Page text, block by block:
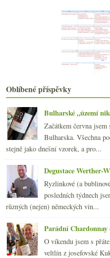
Pár kousků z Madiranu a
Fajn ryzlink aneb vyšla
Chablis a Chalonnaise
Osvěžující letní pití
Sauvignony a pinoty od
►června(21)
►května
►dubna(21)
►března(21)
►února(20)
►ledna(22)
►2013(249)
►2012(254)
►2011(252)
► 2010 (249)
2009 (249)
►2008(270)
►2007(108)
Oblíbené příspěvky
Bulharské „území
Začátkem června
Bulharska. Všechna
stejně jako dnešní vzorek, a pro...
Degustace Werther-
Ryzlinkové (a
posledních týdnech
různých (nejen) německých vin...
Parádní
O víkendu jsem s
veltlín z josefovské